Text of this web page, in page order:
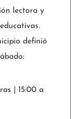
lectora y
definió
| 15:00 a